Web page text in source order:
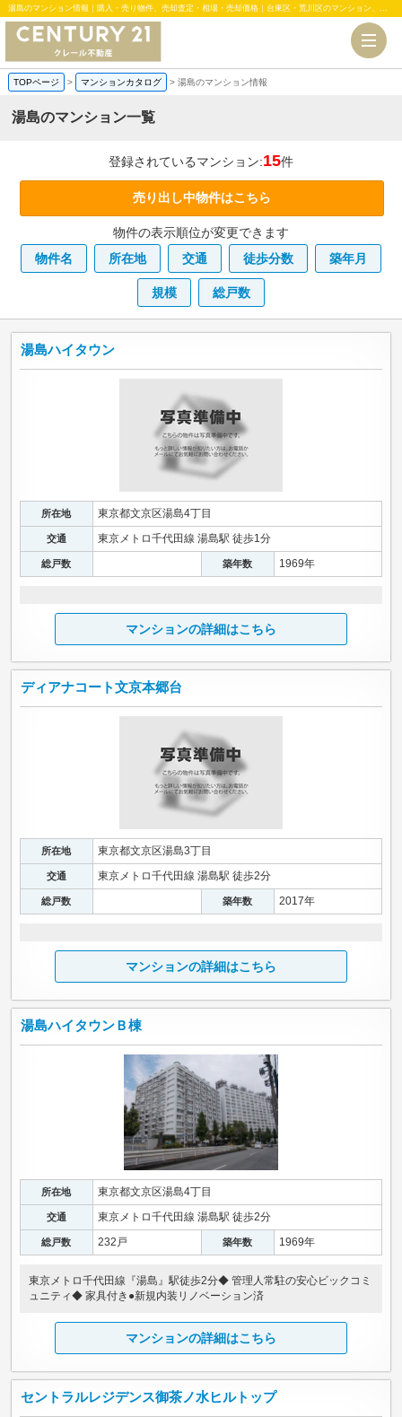
湯島のマンション情報｜購入・売り物件、売却査定・相場・売却価格｜台東区・荒川区のマンション、中古・新築一戸建、土地のことならセンチュリー21クレール不動産
TOPページ > マンションカタログ > 湯島のマンション情報
湯島のマンション一覧
登録されているマンション:15件
売り出し中物件はこちら
物件の表示順位が変更できます
物件名
所在地 交通 徒歩分数 築年月
規模 総戸数
湯島ハイタウン
所在地 東京都文京区湯島4丁目
交通 東京メトロ千代田線 湯島駅 徒歩1分
総戸数 築年数 1969年
マンションの詳細はこちら
ディアナコート文京本郷台
所在地 東京都文京区湯島3丁目
交通 東京メトロ千代田線 湯島駅 徒歩2分
総戸数 築年数 2017年
マンションの詳細はこちら
湯島ハイタウンＢ棟
所在地 東京都文京区湯島4丁目
交通 東京メトロ千代田線 湯島駅 徒歩2分
総戸数 232戸 築年数 1969年
東京メトロ千代田線『湯島』駅徒歩2分◆ 管理人常駐の安心ビックコミ
ュニティ◆ 家具付き●新規内装リノベーション済
マンションの詳細はこちら
セントラルレジデンス御茶ノ水ヒルトップ